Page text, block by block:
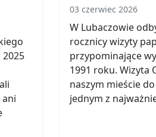
03 czerwiec 2026
W Lubaczowie
rocznicy wizyty
przypominające
1991 roku. Wizyta
naszym mieście
jednym z